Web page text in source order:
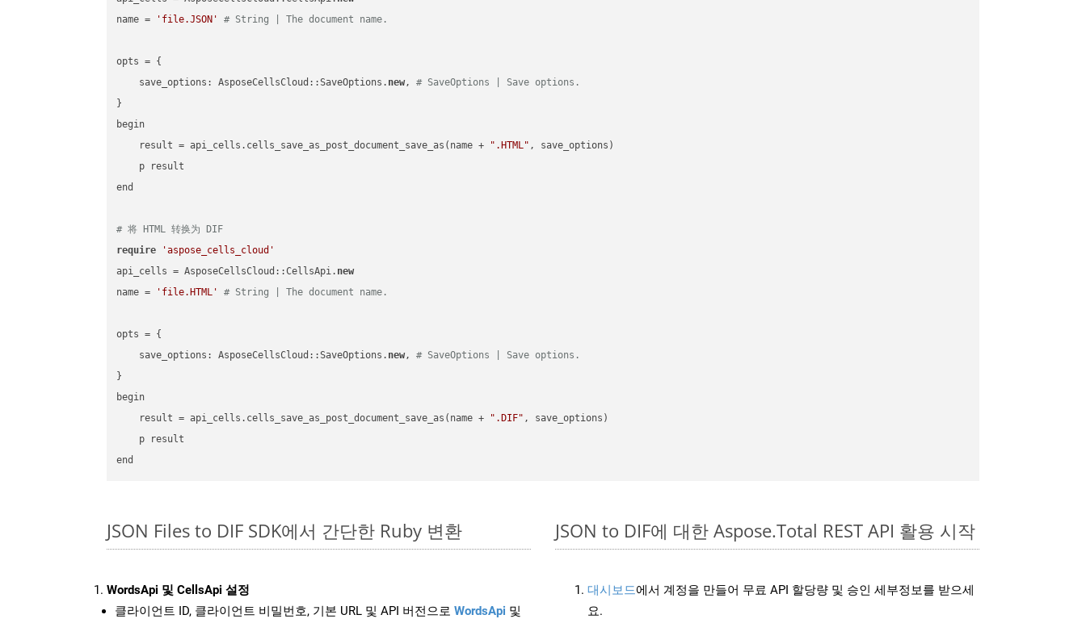
name =
'file.JSON' # String | The document name.
opts = {
    save_options: AsposeCellsCloud::SaveOptions.
new, # SaveOptions | Save options.
}
begin
    result = api_cells.cells_save_as_post_document_save_as(name +
".HTML" , save_options)
    p result
end
# 将 HTML 转换为 DIF
require
'aspose_cells_cloud'
api_cells = AsposeCellsCloud::CellsApi. new
name =
'file.HTML' # String | The document name.
opts = {
    save_options: AsposeCellsCloud::SaveOptions.
new, # SaveOptions | Save options.
}
begin
    result = api_cells.cells_save_as_post_document_save_as(name +
".DIF" , save_options)
    p result
JSON Files to DIF SDK에서 간단한 Ruby 변환
WordsApi 및 CellsApi 설정
클라이언트 ID, 클라이언트 비밀번호, 기본 URL 및 API 버전으로 WordsApi 및
JSON to DIF에 대한 Aspose.Total REST API 활용 시작
대시보드에서 계정을 만들어 무료 API 할당량 및 승인 세부정보를 받으세
요.